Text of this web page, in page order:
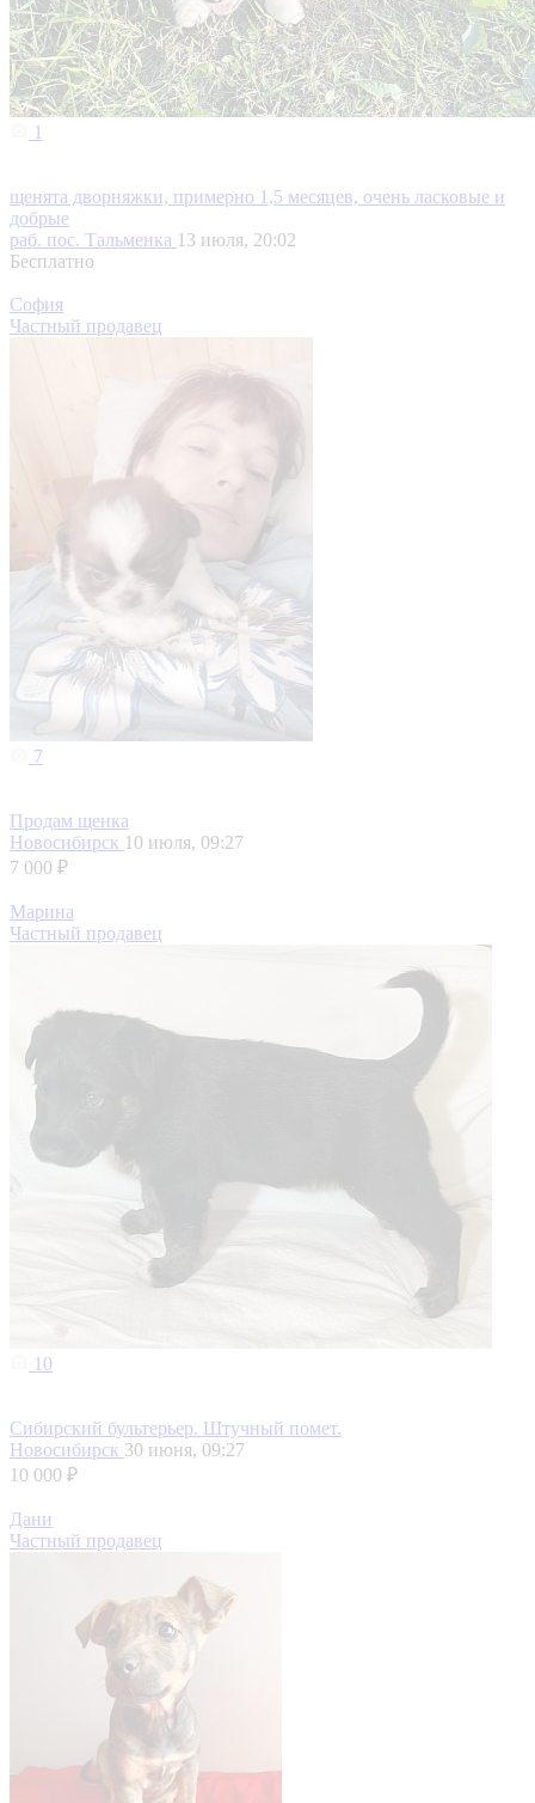
1
щенята дворняжки, примерно 1,5 месяцев, очень ласковые и
добрые
раб. пос. Тальменка 13 июля, 20:02
Бесплатно
София
Частный продавец
7
Продам щенка
Новосибирск 10 июля, 09:27
7 000 ₽
Марина
Частный продавец
10
Сибирский бультерьер. Штучный помет.
Новосибирск 30 июня, 09:27
10 000 ₽
Дани
Частный продавец